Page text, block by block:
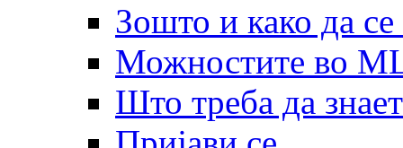
Зошто и како да
Можностите во
Што треба да